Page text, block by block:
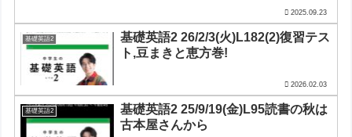
2025.09.23
基礎英語2
基礎英語2 26/2/3(火)L182(2)復習テス
ト,豆まきと恵方巻!
2026.02.03
基礎英語2
基礎英語2 25/9/19(金)L95読書の秋は
古本屋さんから